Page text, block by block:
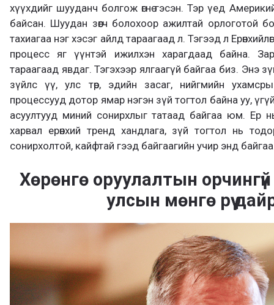
хүүхдийг шууданч болгож өгнө гэсэн. Тэр үед
байсан. Шуудан зөөгч болохоор ажилтай орлоготой
тахиагаа нэг хэсэг айлд тараагаад л. Тэгээд л
процесс яг үүнтэй ижилхэн харагдаад байна.
тараагаад явдаг. Тэгэхээр ялгаагүй байгаа биз. Энэ
зүйлс үү, улс төр, эдийн засаг, нийгмийн
процессууд дотор ямар нэгэн зүй тогтол байна уу,
асуултууд миний сонирхлыг татаад байгаа юм. Ер нь
харвал ерөнхий тренд хандлага, зүй тогтол нь
сонирхолтой, кайфтай гээд байгаагийн учир энд
Хөрөнгө оруулалтын
улсын мөнгө рүү